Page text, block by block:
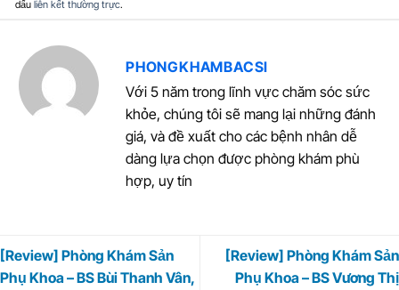
dấu liên kết thường trực.
PHONGKHAMBACSI
Với 5 năm trong lĩnh vực chăm sóc sức
khỏe, chúng tôi sẽ mang lại những đánh
giá, và đề xuất cho các bệnh nhân dễ
dàng lựa chọn được phòng khám phù
hợp, uy tín
[Review] Phòng Khám Sản
Phụ Khoa – BS Bùi Thanh Vân,
[Review] Phòng Khám Sản
Phụ Khoa – BS Vương Thị